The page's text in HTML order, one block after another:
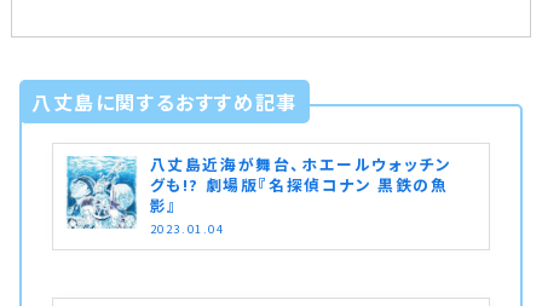
八丈島に関するおすすめ記事
八丈島近海が舞台、ホエールウォッチン
グも!? 劇場版『名探偵コナン 黒鉄の魚
影』
2023.01.04